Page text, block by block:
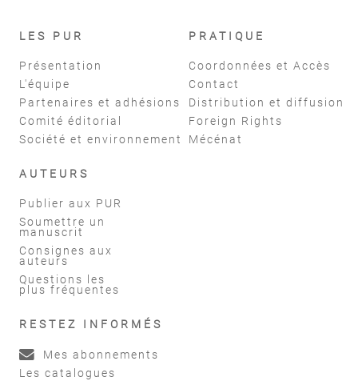
LES PUR
Présentation
L'équipe
Partenaires et adhésions
Comité éditorial
Société et environnement
PRATIQUE
Coordonnées et Accès
Contact
Distribution et diffusion
Foreign Rights
Mécénat
AUTEURS
Publier aux PUR
Soumettre un
manuscrit
Consignes aux
auteurs
Questions les
plus fréquentes
RESTEZ INFORMÉS
Mes abonnements
Les catalogues